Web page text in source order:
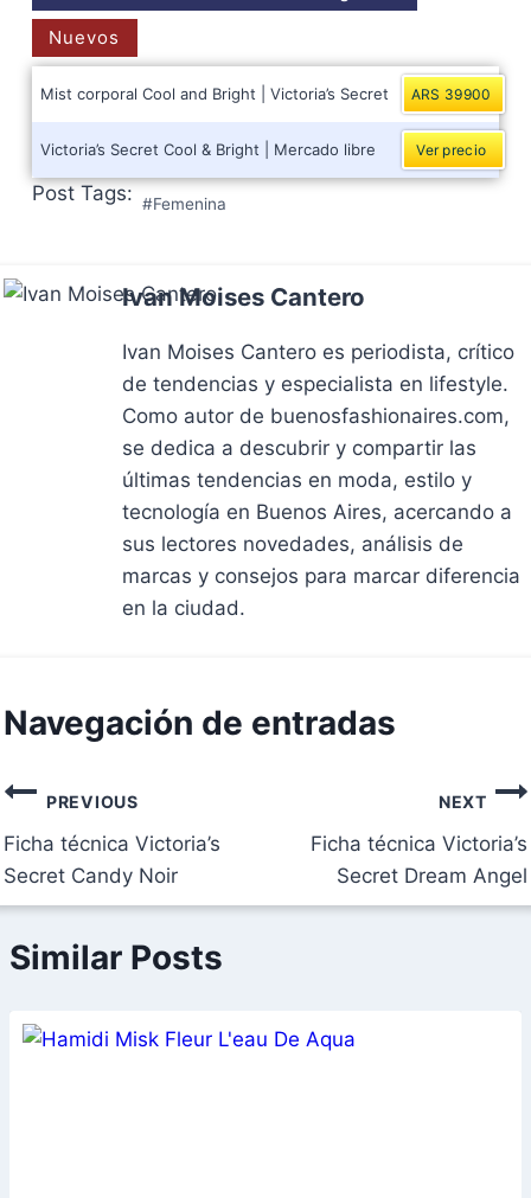
Nuevos
Mist corporal Cool and Bright | Victoria’s Secret ARS 39900
Victoria’s Secret Cool & Bright | Mercado libre Ver precio
Post Tags: #Femenina
Ivan Moises Cantero
Ivan Moises Cantero es periodista, crítico
de tendencias y especialista en lifestyle.
Como autor de buenosfashionaires.com,
se dedica a descubrir y compartir las
últimas tendencias en moda, estilo y
tecnología en Buenos Aires, acercando a
sus lectores novedades, análisis de
marcas y consejos para marcar diferencia
en la ciudad.
Navegación de entradas
PREVIOUS
Ficha técnica Victoria’s
Secret Candy Noir
NEXT
Ficha técnica Victoria’s
Secret Dream Angel
Similar Posts